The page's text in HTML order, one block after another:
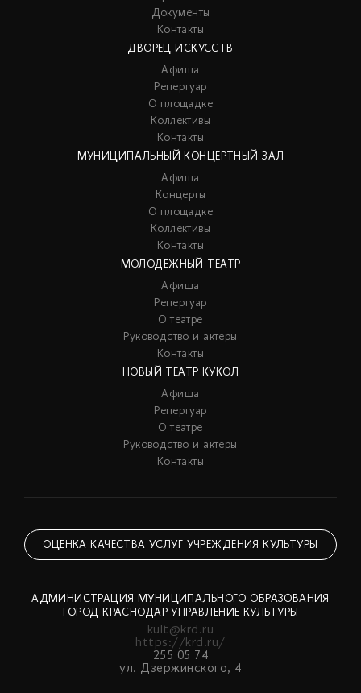
Документы
Контакты
ДВОРЕЦ ИСКУССТВ
Афиша
Репертуар
О площадке
Коллективы
Контакты
МУНИЦИПАЛЬНЫЙ КОНЦЕРТНЫЙ ЗАЛ
Афиша
Концерты
О площадке
Коллективы
Контакты
МОЛОДЕЖНЫЙ ТЕАТР
Афиша
Репертуар
О театре
Руководство и актеры
Контакты
НОВЫЙ ТЕАТР КУКОЛ
Афиша
Репертуар
О театре
Руководство и актеры
Контакты
ОЦЕНКА КАЧЕСТВА УСЛУГ УЧРЕЖДЕНИЯ КУЛЬТУРЫ
АДМИНИСТРАЦИЯ МУНИЦИПАЛЬНОГО ОБРАЗОВАНИЯ
ГОРОД КРАСНОДАР УПРАВЛЕНИЕ КУЛЬТУРЫ
kult@krd.ru
https://krd.ru/
255 05 74
ул. Дзержинского, 4